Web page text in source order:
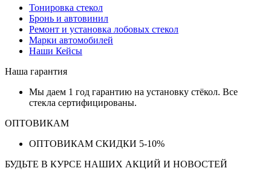
Тонировка стекол
Бронь и автовинил
Ремонт и установка лобовых стекол
Марки автомобилей
Наши Кейсы
Наша гарантия
Мы даем 1 год гарантию на установку стёкол. Все
стекла сертифицированы.
ОПТОВИКАМ
ОПТОВИКАМ СКИДКИ 5-10%
БУДЬТЕ В КУРСЕ НАШИХ АКЦИЙ И НОВОСТЕЙ